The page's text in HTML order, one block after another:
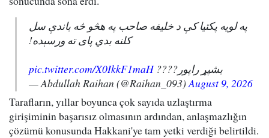
په لویه پکتیا کې د خلیفه صاحب په هڅو څه باندې سل
کلنه بدي پای ته ورسېده!
بشپړ راپور????pic.twitter.com/X0IkkF1maH
— Abdullah Raihan (@Raihan_093)August 9, 2026
Tarafların, yıllar boyunca çok sayıda uzlaştırma
girişiminin başarısız olmasının ardından, anlaşmazlığın
çözümü konusunda Hakkani'ye tam yetki verdiği belirtildi.